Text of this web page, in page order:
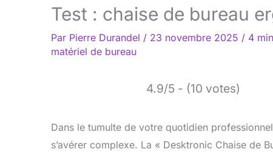
Test : chaise de bureau
Par Pierre Durandel / 23 novembre 2025 / 4
matériel de bureau
4.9/5 - (10 votes)
Dans le tumulte de votre quotidien
s’avérer complexe. La « Desktronic Chaise de